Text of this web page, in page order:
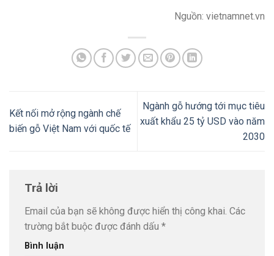
Nguồn: vietnamnet.vn
Kết nối mở rộng ngành chế
biến gỗ Việt Nam với quốc tế
Ngành gỗ hướng tới mục tiêu
xuất khẩu 25 tỷ USD vào năm
2030
Trả lời
Email của bạn sẽ không được hiển thị công khai. Các
trường bắt buộc được đánh dấu *
Bình luận